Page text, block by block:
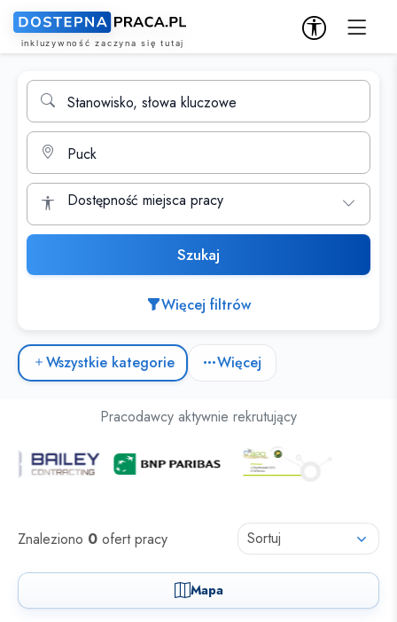
Wyszukiwarka ofert pracy
Stanowisko, słowa kluczowe
Miasto
Dostępność miejsca pracy
Szukaj
Więcej filtrów
Wszystkie kategorie
Więcej
Oferty pracy dla osób z niepełnosprawnościami
Pracodawcy aktywnie rekrutujący
Oferty pracy
Znaleziono 0 ofert pracy Sortuj
Mapa